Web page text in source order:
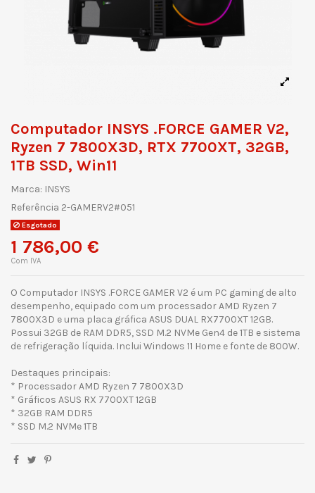
Computador INSYS .FORCE GAMER V2,
Ryzen 7 7800X3D, RTX 7700XT, 32GB,
1TB SSD, Win11
Marca: INSYS
Referência 2-GAMERV2#051
Esgotado
1 786,00 €
Com IVA
O Computador INSYS .FORCE GAMER V2 é um PC gaming de alto
desempenho, equipado com um processador AMD Ryzen 7
7800X3D e uma placa gráfica ASUS DUAL RX7700XT 12GB.
Possui 32GB de RAM DDR5, SSD M.2 NVMe Gen4 de 1TB e sistema
de refrigeração líquida. Inclui Windows 11 Home e fonte de 800W.
Destaques principais:
* Processador AMD Ryzen 7 7800X3D
* Gráficos ASUS RX 7700XT 12GB
* 32GB RAM DDR5
* SSD M.2 NVMe 1TB